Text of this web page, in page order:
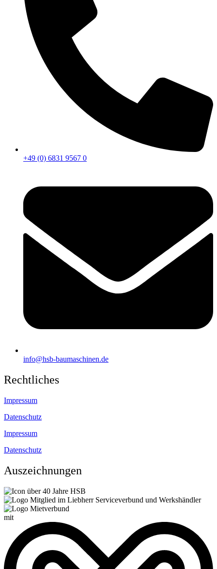
+49 (0) 6831 9567 0
info@hsb-baumaschinen.de
Rechtliches
Impressum
Datenschutz
Impressum
Datenschutz
Auszeichnungen
mit